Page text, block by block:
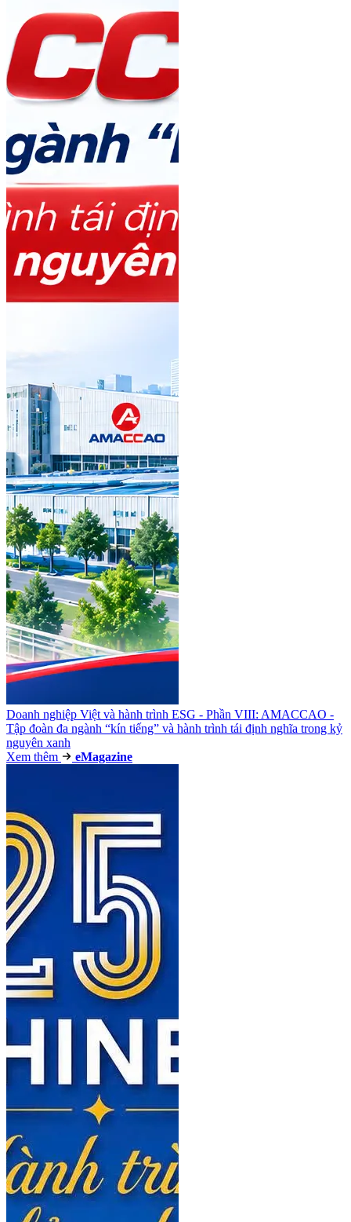
Doanh nghiệp Việt và hành trình ESG - Phần VIII: AMACCAO -
Tập đoàn đa ngành “kín tiếng” và hành trình tái định nghĩa trong kỷ
nguyên xanh
Xem thêm
eMagazine